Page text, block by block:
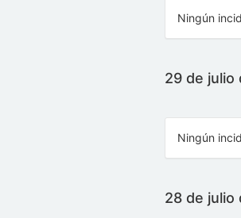
Ningún
29 de julio
Ningún
28 de julio